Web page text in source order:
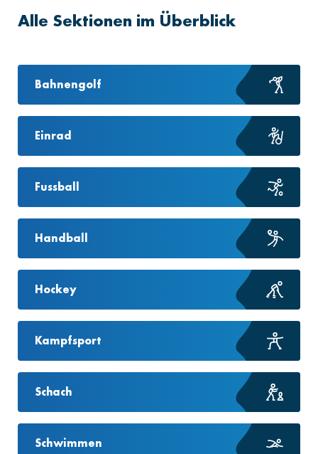
Alle Sektionen im Überblick
Bahnengolf
Einrad
Fussball
Handball
Hockey
Kampfsport
Schach
Schwimmen